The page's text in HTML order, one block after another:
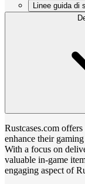
Linee guida di
Rustcases.com
enhance their
With a focus on
valuable in-game
engaging aspect of